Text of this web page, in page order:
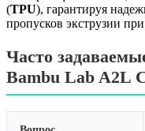
(TPU), гарантируя
пропусков экструзии
Часто
Bambu Lab A2L